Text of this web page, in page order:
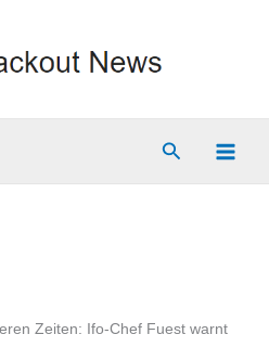
Suchen
Zeiten: Ifo-Chef Fuest warnt